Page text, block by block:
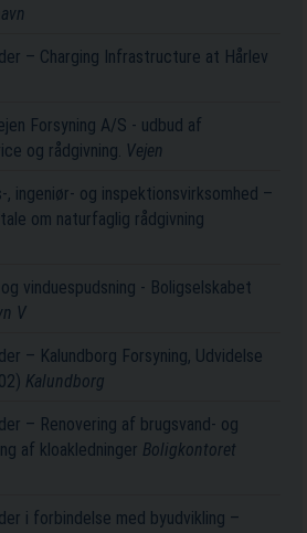
– Charging Infrastructure at Hårlev
Forsyning A/S - udbud af
og rådgivning. Vejen
ingeniør- og inspektionsvirksomhed –
om naturfaglig rådgivning
vinduespudsning - Boligselskabet
V
– Kalundborg Forsyning, Udvidelse
Kalundborg
– Renovering af brugsvand- og
af kloakledninger Boligkontoret
i forbindelse med byudvikling –